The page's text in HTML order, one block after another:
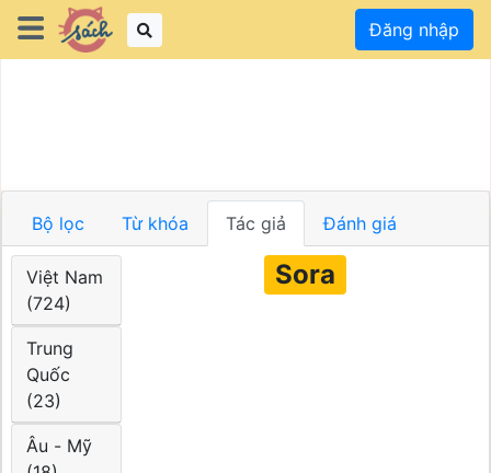
Đăng nhập
Bộ lọc Từ khóa Tác giả Đánh giá
Việt Nam
(724)
Trung
Quốc
(23)
Âu - Mỹ
Sora